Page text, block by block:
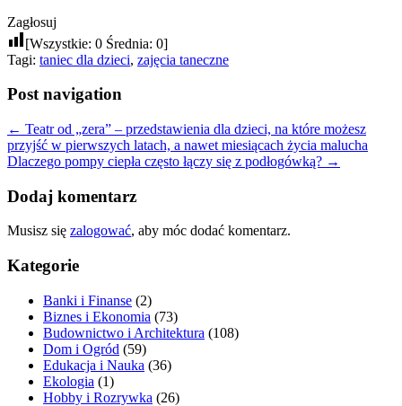
Zagłosuj
[Wszystkie: 0 Średnia: 0]
Tagi: taniec dla dzieci, zajęcia taneczne
Post navigation
← Teatr od „zera” – przedstawienia dla dzieci, na które możesz
przyjść w pierwszych latach, a nawet miesiącach życia malucha
Dlaczego pompy ciepła często łączy się z podłogówką? →
Dodaj komentarz
Musisz się zalogować, aby móc dodać komentarz.
Kategorie
Banki i Finanse (2)
Biznes i Ekonomia (73)
Budownictwo i Architektura (108)
Dom i Ogród (59)
Edukacja i Nauka (36)
Ekologia (1)
Hobby i Rozrywka (26)